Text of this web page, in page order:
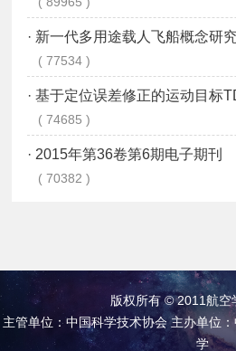
版权所有 © 2011航空
主管单位：中国科学技术协会 主办单位
学